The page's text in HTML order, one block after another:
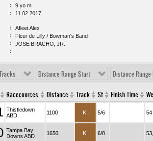
9 yo m
11.02.2017
Afleet Alex
Fleur de Lilly / Bowman's Band
JOSE BRACHO, JR.
Distance Range Start Distance Range
Racecources Distance Track St Finish Time
Thistledown
ABD
1100 K: 5/6 54
Tampa Bay
Downs ABD
1650 K: 6/8